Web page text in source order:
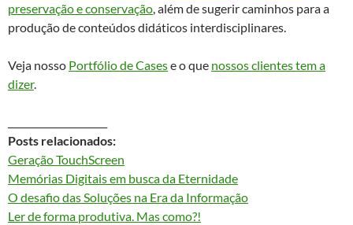
preservação e conservação, além de sugerir caminhos para a
produção de conteúdos didáticos interdisciplinares.
Veja nosso Portfólio de Casese o que nossos clientes tem a
dizer.
Posts relacionados:
Geração TouchScreen
Memórias Digitais em busca da Eternidade
O desafio das Soluções na Era da Informação
Ler de forma produtiva. Mas como?!